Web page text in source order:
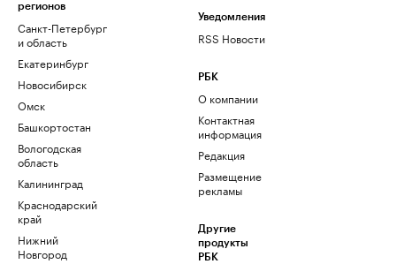
регионов
Санкт-Петербург
и область
Екатеринбург
Новосибирск
Омск
Башкортостан
Вологодская
область
Калининград
Краснодарский
край
Нижний
Новгород
Уведомления
RSS Новости
РБК
О компании
Контактная
информация
Редакция
Размещение
рекламы
Другие
продукты
РБК